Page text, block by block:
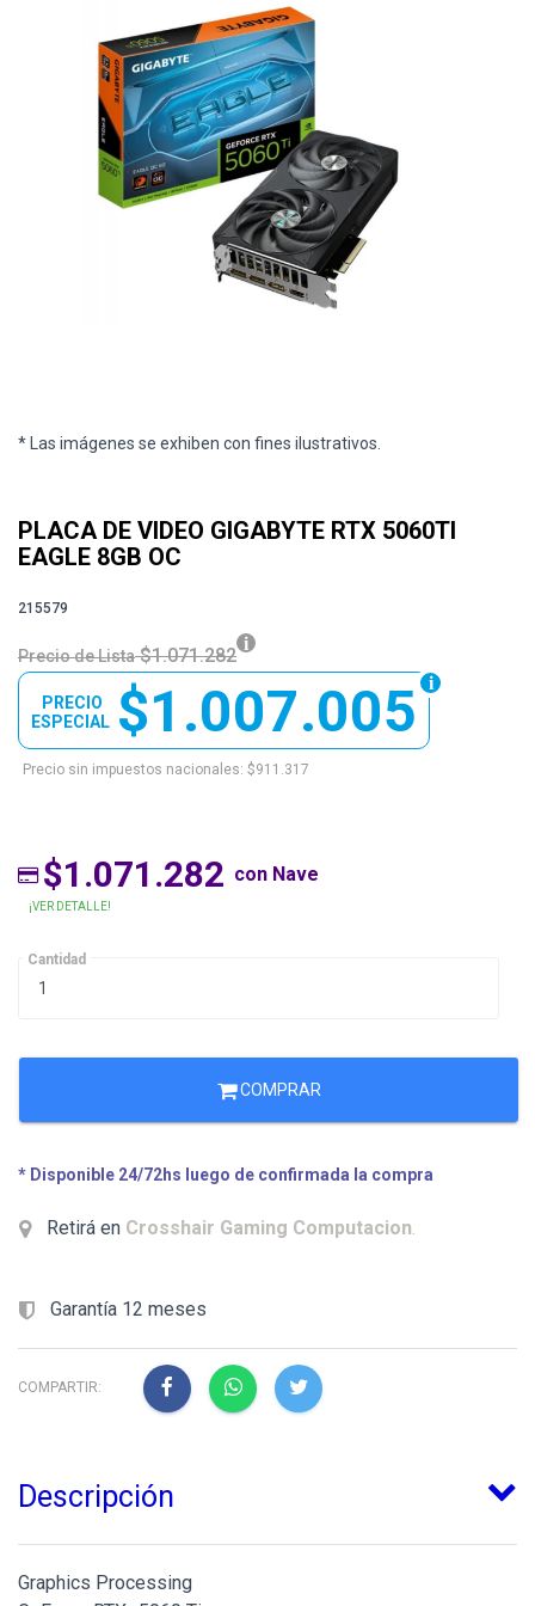
* Las imágenes se exhiben con fines ilustrativos.
PLACA DE VIDEO GIGABYTE RTX 5060TI
EAGLE 8GB OC
215579
Precio de Lista $1.071.282
$1.007.005
PRECIO
ESPECIAL
Precio sin impuestos nacionales: $911.317
$1.071.282 con Nave
¡VER DETALLE!
Cantidad
COMPRAR
* Disponible 24/72hs luego de confirmada la compra
Retirá en Crosshair Gaming Computacion.
Garantía 12 meses
COMPARTIR:
Descripción
Graphics Processing